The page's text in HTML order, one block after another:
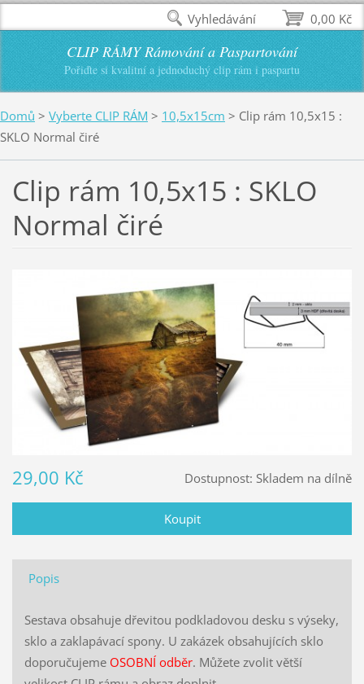
CLIP RÁMY Rámování a Paspartování
Pořiďte si kvalitní a jednoduchý clip rám i paspartu
Domů > Vyberte CLIP RÁM > 10,5x15cm > Clip rám 10,5x15 :
SKLO Normal čiré
Clip rám 10,5x15 : SKLO
Normal čiré
Dostupnost: Skladem na dílně
29,00 Kč
Popis
Sestava obsahuje dřevitou podkladovou desku s výseky,
sklo a zaklapávací spony. U zakázek obsahujících sklo
doporučujeme OSOBNÍ odběr. Můžete zvolit větší
0,00 Kč
Vyhledávání